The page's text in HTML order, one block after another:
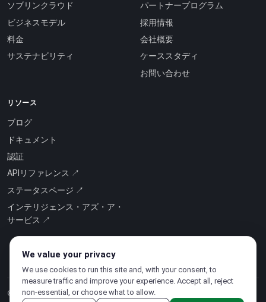
ソブリンクラウド
ビジネスモデル
料金
サステナビリティ
パートナープログラム
採用情報
会社概要
ケーススタディ
お問い合わせ
リソース
ブログ
ドキュメント
認証
APIリファレンス ↗
ステータスページ ↗
インテリジェンス・アズ・ア・
サービス ↗
© 2026 CloudSigma Holding AG.無断複写・転載を禁じます
We value your privacy
We use cookies to run this site and, with your consent, to
measure traffic and improve your experience. Accept all, reject
non-essential, or choose what to allow.